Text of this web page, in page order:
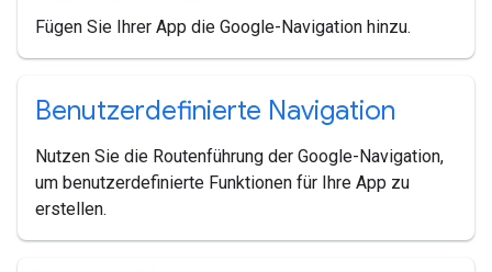
Fügen Sie Ihrer App die Google-Navigation hinzu.
Benutzerdefinierte Navigation
Nutzen Sie die Routenführung der Google-Navigation,
um benutzerdefinierte Funktionen für Ihre App zu
erstellen.